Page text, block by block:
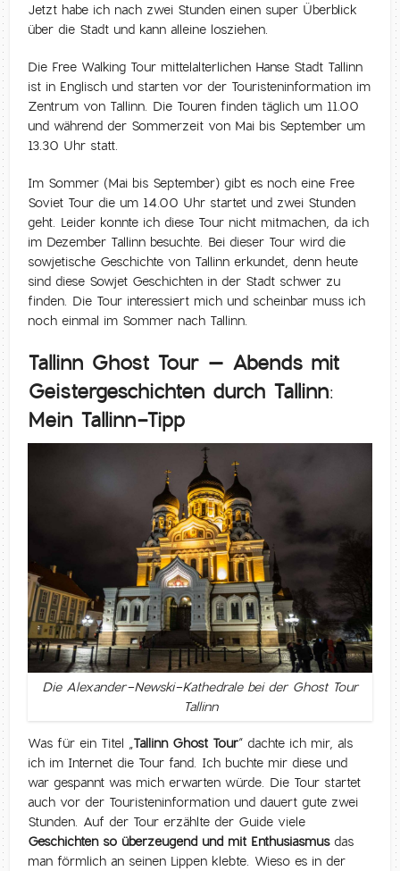
Jetzt habe ich nach zwei Stunden einen super Überblick
über die Stadt und kann alleine losziehen.
Die Free Walking Tour mittelalterlichen Hanse Stadt Tallinn
ist in Englisch und starten vor der Touristeninformation im
Zentrum von Tallinn. Die Touren finden täglich um 11.00
und während der Sommerzeit von Mai bis September um
13.30 Uhr statt.
Im Sommer (Mai bis September) gibt es noch eine Free
Soviet Tour die um 14.00 Uhr startet und zwei Stunden
geht. Leider konnte ich diese Tour nicht mitmachen, da ich
im Dezember Tallinn besuchte. Bei dieser Tour wird die
sowjetische Geschichte von Tallinn erkundet, denn heute
sind diese Sowjet Geschichten in der Stadt schwer zu
finden. Die Tour interessiert mich und scheinbar muss ich
noch einmal im Sommer nach Tallinn.
Tallinn Ghost Tour – Abends mit
Geistergeschichten durch Tallinn:
Mein Tallinn-Tipp
Die Alexander-Newski-Kathedrale bei der Ghost Tour
Tallinn
Was für ein Titel „Tallinn Ghost Tour“ dachte ich mir, als
ich im Internet die Tour fand. Ich buchte mir diese und
war gespannt was mich erwarten würde. Die Tour startet
auch vor der Touristeninformation und dauert gute zwei
Stunden. Auf der Tour erzählte der Guide viele
Geschichten so überzeugend und mit Enthusiasmusdas
man förmlich an seinen Lippen klebte. Wieso es in der